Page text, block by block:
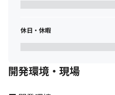
休日・休暇
開発環境・現場